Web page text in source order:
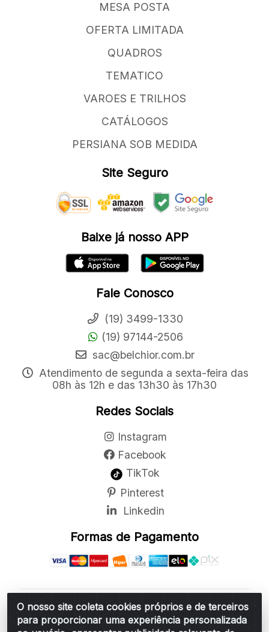
O nosso site coleta cookies próprios e de terceiros
para proporcionar uma experiência personalizada
MESA POSTA
OFERTA LIMITADA
QUADROS
TEMATICO
VAROES E TRILHOS
CATÁLOGOS
PERSIANA SOB MEDIDA
Site Seguro
Baixe já nosso APP
Fale Conosco
(19) 3499-1330
(19) 97144-2506
sac@belchior.com.br
Atendimento de segunda a sexta-feira das
08h às 12h e das 13h30 às 17h30
Redes Sociais
Instagram
Facebook
TikTok
Pinterest
Linkedin
Formas de Pagamento
Belchior Cortinas e Acessórios LTDA - R: Rua
Vereador Sérgio Leopoldino Alves, 876 - Santa